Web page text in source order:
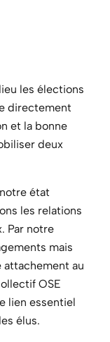
les élections
directement
et la bonne
deux
état
les relations
Par notre
mais
au
OSE
lien essentiel
élus.